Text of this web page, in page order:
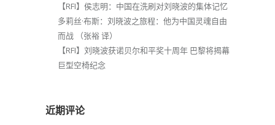
【RFI】侯志明：中国在洗刷对刘晓波的集体记忆
多莉丝·布斯：刘晓波之旅程：他为中国灵魂自由
而战 （张裕 译）
【RFI】刘晓波获诺贝尔和平奖十周年 巴黎将揭幕
巨型空椅纪念
近期评论